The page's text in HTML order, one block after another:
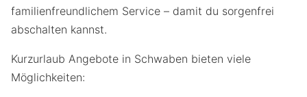
familienfreundlichem Service – damit du sorgenfrei
abschalten kannst.
Kurzurlaub Angebote in Schwaben bieten viele
Möglichkeiten: